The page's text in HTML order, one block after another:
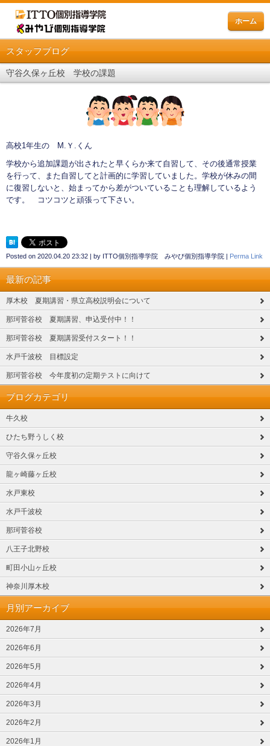
ホーム
スタッフブログ
守谷久保ヶ丘校 学校の課題
高校1年生の M.Ｙ.くん
学校から追加課題が出されたと早くらか来て自習して、その後通常授業
を行って、また自習してと計画的に学習していました。学校が休みの間
に復習しないと、始まってから差がついていることも理解しているよう
です。 コツコツと頑張って下さい。
Posted on 2020.04.20 23:32 | by ITTO個別指導学院 みやび個別指導学院 | Perma Link
最新の記事
厚木校 夏期講習・県立高校説明会について
那珂菅谷校 夏期講習、申込受付中！！
那珂菅谷校 夏期講習受付スタート！！
水戸千波校 目標設定
那珂菅谷校 今年度初の定期テストに向けて
ブログカテゴリ
牛久校
ひたち野うしく校
守谷久保ヶ丘校
龍ヶ崎藤ヶ丘校
水戸東校
水戸千波校
那珂菅谷校
八王子北野校
町田小山ヶ丘校
神奈川厚木校
月別アーカイブ
2026年7月
2026年6月
2026年5月
2026年4月
2026年3月
2026年2月
2026年1月